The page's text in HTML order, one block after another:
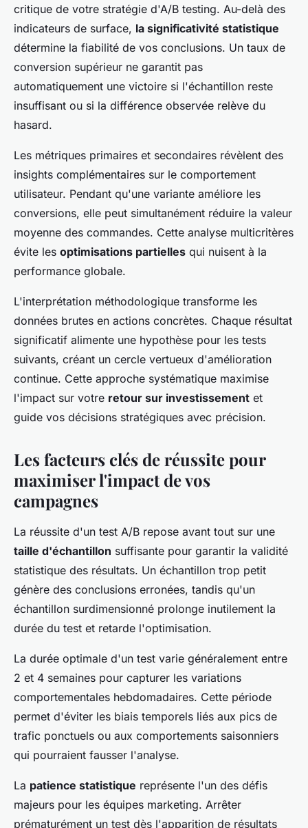
critique de votre stratégie d'A/B testing. Au-delà des
indicateurs de surface, la significativité statistique
détermine la fiabilité de vos conclusions. Un taux de
conversion supérieur ne garantit pas
automatiquement une victoire si l'échantillon reste
insuffisant ou si la différence observée relève du
hasard.
Les métriques primaires et secondaires révèlent des
insights complémentaires sur le comportement
utilisateur. Pendant qu'une variante améliore les
conversions, elle peut simultanément réduire la valeur
moyenne des commandes. Cette analyse multicritères
évite les optimisations partielles qui nuisent à la
performance globale.
L'interprétation méthodologique transforme les
données brutes en actions concrètes. Chaque résultat
significatif alimente une hypothèse pour les tests
suivants, créant un cercle vertueux d'amélioration
continue. Cette approche systématique maximise
l'impact sur votre retour sur investissement et
guide vos décisions stratégiques avec précision.
Les facteurs clés de réussite pour
maximiser l'impact de vos
campagnes
La réussite d'un test A/B repose avant tout sur une
taille d'échantillon suffisante pour garantir la validité
statistique des résultats. Un échantillon trop petit
génère des conclusions erronées, tandis qu'un
échantillon surdimensionné prolonge inutilement la
durée du test et retarde l'optimisation.
La durée optimale d'un test varie généralement entre
2 et 4 semaines pour capturer les variations
comportementales hebdomadaires. Cette période
permet d'éviter les biais temporels liés aux pics de
trafic ponctuels ou aux comportements saisonniers
qui pourraient fausser l'analyse.
La patience statistique représente l'un des défis
majeurs pour les équipes marketing. Arrêter
prématurément un test dès l'apparition de résultats